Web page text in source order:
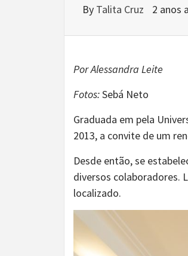
By Talita Cruz 2 anos
Por Alessandra Leite
Fotos:Sebá Neto
Graduada em pela
2013, a convite de um
Desde então, se
diversos colaboradores.
localizado.